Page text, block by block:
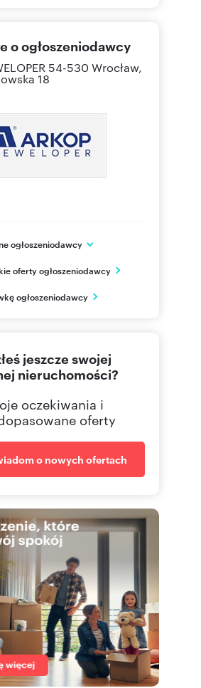
o ogłoszeniodawcy
54-530 Wrocław,
18
ogłoszeniodawcy
18
oferty ogłoszeniodawcy
ogłoszeniodawcy
jeszcze swojej
nieruchomości?
oczekiwania i
oferty
o nowych ofertach